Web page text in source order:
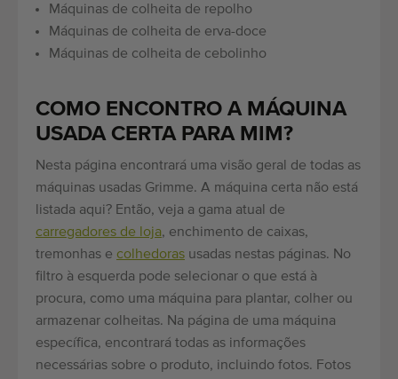
Máquinas de colheita de repolho
Máquinas de colheita de erva-doce
Máquinas de colheita de cebolinho
COMO ENCONTRO A MÁQUINA
USADA CERTA PARA MIM?
Nesta página encontrará uma visão geral de todas as
máquinas usadas Grimme. A máquina certa não está
listada aqui? Então, veja a gama atual de
carregadores de loja, enchimento de caixas,
tremonhas e colhedoras usadas nestas páginas. No
filtro à esquerda pode selecionar o que está à
procura, como uma máquina para plantar, colher ou
armazenar colheitas. Na página de uma máquina
específica, encontrará todas as informações
necessárias sobre o produto, incluindo fotos. Fotos